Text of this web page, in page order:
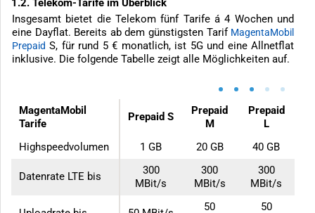
1.2. Telekom-Tarife im Überblick
Insgesamt bietet die Telekom fünf Tarife á 4 Wochen und
eine Dayflat. Bereits ab dem günstigsten Tarif MagentaMobil
Prepaid S, für rund 5 € monatlich, ist 5G und eine Allnetflat
inklusive. Die folgende Tabelle zeigt alle Möglichkeiten auf.
• • • • •
MagentaMobil
Tarife
Prepaid S
Prepaid
M
Prepaid
L
Highspeedvolumen
1 GB 20 GB 40 GB
Datenrate LTE bis
300
MBit/s
300
MBit/s
300
MBit/s
50
50